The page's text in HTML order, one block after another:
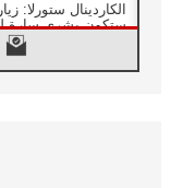
الكاردينال ستورلا:
ستكون بشرى سارة
الفاتيكان يعلن برنامج